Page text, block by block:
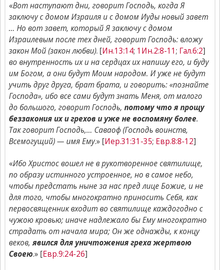
«Вот наступают дни, говорит Господь, когда Я
заключу с домом Израиля и с домом Иуды новый завет
… Но вот завет, который Я заключу с домом
Израилевым после тех дней, говорит Господь: вложу
закон Мой (закон любви). [Ин.13:14; 1Ин.2:8-11; Гал.6:2]
во внутренность их и на сердцах их напишу его, и буду
им Богом, а они будут Моим народом. И уже не будут
учить друг друга, брат брата, и говорить: «познайте
Господа», ибо все сами будут знать Меня, от малого
до большого, говорит Господь, потому что я прощу
беззакония их и грехов и уже не воспомяну более.
Так говорит Господь,… Саваоф (Господь воинств,
Всемогущий) — имя Ему.» [Иер.31:31-35; Евр.8:8-12]
«Ибо Христос вошел не в рукотворенное святилище,
по образу истинного устроенное, но в самое небо,
чтобы предстать ныне за нас пред лице Божие, и не
для того, чтобы многократно приносить Себя, как
первосвященник входит во святилище каждогодно с
чужою кровью; иначе надлежало бы Ему многократно
страдать от начала мира; Он же однажды, к концу
веков,явился для уничтожения греха жертвою
Своею.» [Евр.9:24-26]